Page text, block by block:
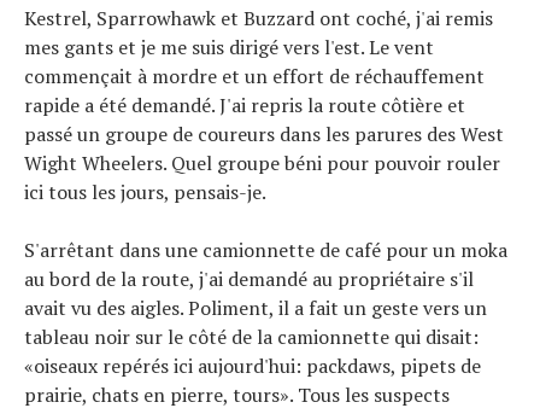
Kestrel, Sparrowhawk et Buzzard ont coché, j'ai remis
mes gants et je me suis dirigé vers l'est. Le vent
commençait à mordre et un effort de réchauffement
rapide a été demandé. J'ai repris la route côtière et
passé un groupe de coureurs dans les parures des West
Wight Wheelers. Quel groupe béni pour pouvoir rouler
ici tous les jours, pensais-je.
S'arrêtant dans une camionnette de café pour un moka
au bord de la route, j'ai demandé au propriétaire s'il
avait vu des aigles. Poliment, il a fait un geste vers un
tableau noir sur le côté de la camionnette qui disait:
«oiseaux repérés ici aujourd'hui: packdaws, pipets de
prairie, chats en pierre, tours». Tous les suspects